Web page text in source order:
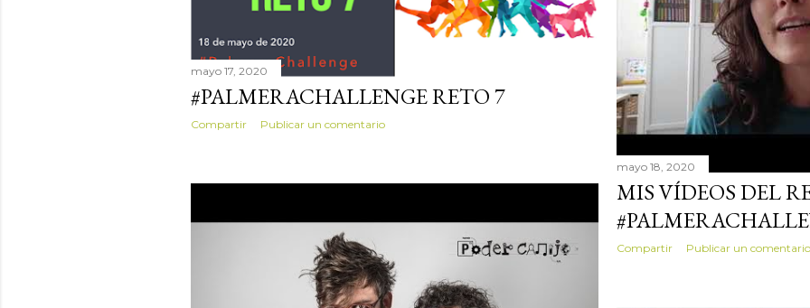
mayo 18, 2020
MIS VÍDEOS DEL
Compartir Publicar un comentario
mayo 17, 2020
#PALMERACHALLENGE RETO 7
Compartir Publicar un comentario